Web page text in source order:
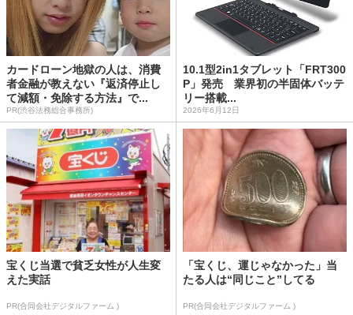
カードローン地獄の人は、消費
者金融が教えない『返済停止し
て減額・免除する方法』で...
PR(渋谷法務総合事務所)
10.1型2in1タブレット「FRT300
P」発売 業界初の半固体バッテ
リー搭載...
2026年6月12日
宝くじ当選で貧乏女性が人生変
えた実話
PR(合同会社デジタルファーム )
「宝くじ、運じゃなかった」当
たる人は“同じこと”してる
PR(合同会社デジタルファーム )